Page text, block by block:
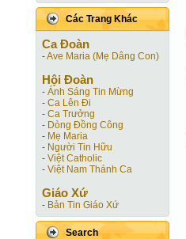
Các Trang Khác
Ca Ðoàn
-Ave Maria (Mẹ Dâng Con)
Hội Ðoàn
- Ánh Sáng Tin Mừng
- Ca Lên Đi
- Ca Trưởng
- Dòng Đồng Công
- Mẹ Maria
- Người Tin Hữu
- Việt Catholic
- Việt Nam Thánh Ca
Giáo Xứ
- Bản Tin Giáo Xứ
Search